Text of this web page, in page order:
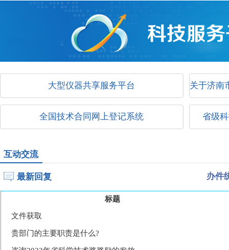
大型仪器共享服务平台 关于济南
全国技术合同网上登记系统 省级
互动交流
最新回复